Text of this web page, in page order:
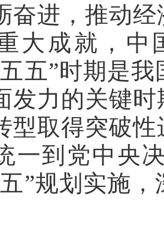
奋进，推动
大成就，中
五”时期是
发力的关键
型取得突破
一到党中央
”规划实施